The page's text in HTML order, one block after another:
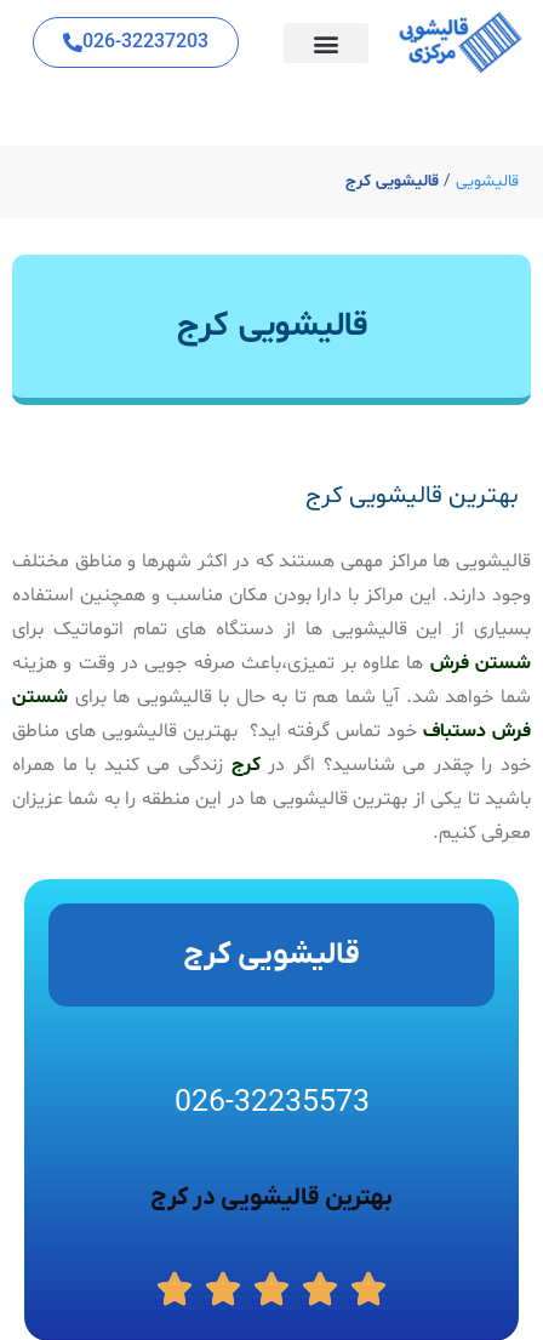
026-32237203
قالیشویی / قالیشویی کرج
قالیشویی کرج
بهترین قالیشویی کرج
قالیشویی ها مراکز مهمی هستند که در اکثر شهرها و مناطق مختلف
وجود دارند. این مراکز با دارا بودن مکان مناسب و همچنین استفاده
بسیاری از این قالیشویی ها از دستگاه های تمام اتوماتیک برای
شستن فرش ها علاوه بر تمیزی،باعث صرفه جویی در وقت و هزینه
شما خواهد شد. آیا شما هم تا به حال با قالیشویی ها برای شستن
فرش دستباف خود تماس گرفته اید؟ بهترین قالیشویی های مناطق
خود را چقدر می شناسید؟ اگر درکرج زندگی می کنید با ما همراه
باشید تا یکی از بهترین قالیشویی ها در این منطقه را به شما عزیزان
معرفی کنیم.
قالیشویی کرج
026-32235573
بهترین قالیشویی در کرج